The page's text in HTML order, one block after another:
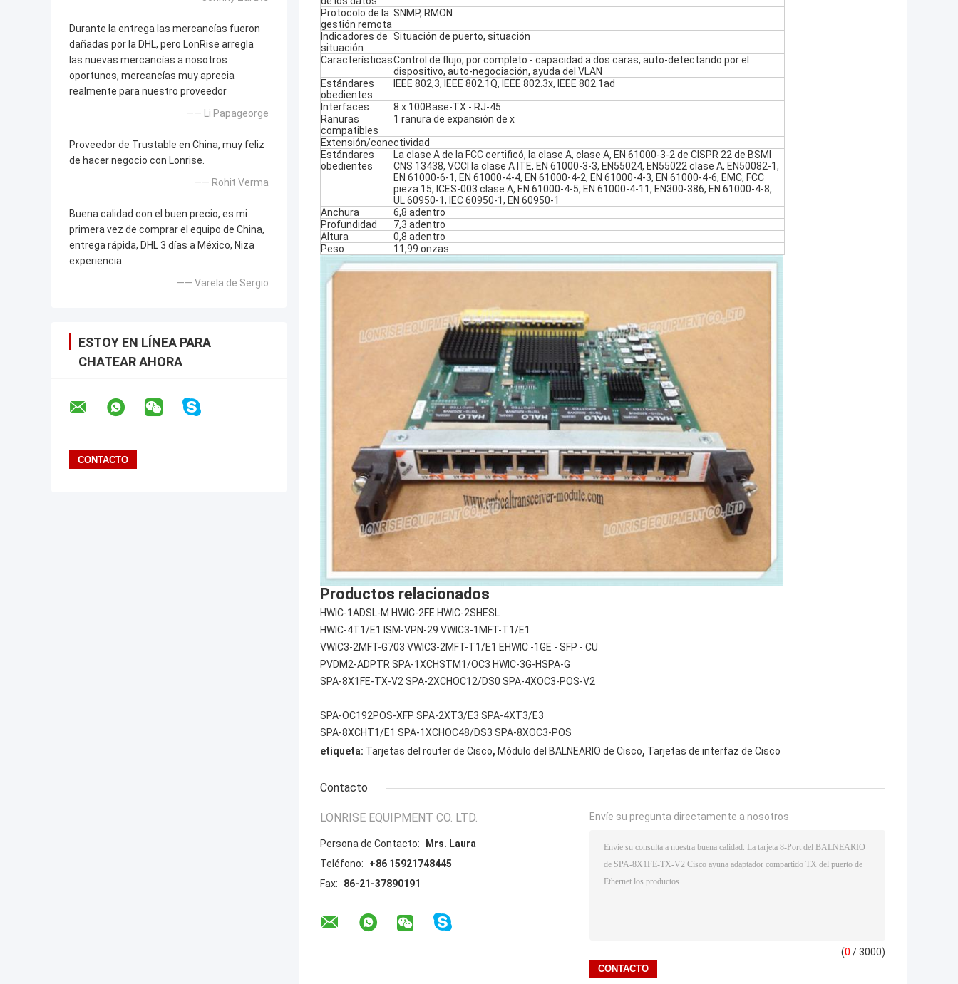
Durante la entrega las mercancías fueron
dañadas por la DHL, pero LonRise arregla
las nuevas mercancías a nosotros
oportunos, mercancías muy aprecia
realmente para nuestro proveedor
—— Li Papageorge
Proveedor de Trustable en China, muy feliz
de hacer negocio con Lonrise.
—— Rohit Verma
Buena calidad con el buen precio, es mi
primera vez de comprar el equipo de China,
entrega rápida, DHL 3 días a México, Niza
experiencia.
—— Varela de Sergio
ESTOY EN LÍNEA PARA
CHATEAR AHORA
Protocolo de la
gestión remota
SNMP, RMON
Indicadores de
situación
Situación de puerto, situación
CaracterísticasControl de flujo, por completo - capacidad a dos caras, auto-detectando por el
dispositivo, auto-negociación, ayuda del VLAN
Estándares
obedientes
IEEE 802,3, IEEE 802.1Q, IEEE 802.3x, IEEE 802.1ad
Interfaces
8 x 100Base-TX - RJ-45
Ranuras
compatibles
1 ranura de expansión de x
Extensión/conectividad
Estándares
obedientes
La clase A de la FCC certificó, la clase A, clase A, EN 61000-3-2 de CISPR 22 de BSMI
CNS 13438, VCCI la clase A ITE, EN 61000-3-3, EN55024, EN55022 clase A, EN50082-1,
EN 61000-6-1, EN 61000-4-4, EN 61000-4-2, EN 61000-4-3, EN 61000-4-6, EMC, FCC
pieza 15, ICES-003 clase A, EN 61000-4-5, EN 61000-4-11, EN300-386, EN 61000-4-8,
UL 60950-1, IEC 60950-1, EN 60950-1
Anchura
6,8 adentro
Profundidad
7,3 adentro
Altura
0,8 adentro
Peso
11,99 onzas
Productos relacionados
HWIC-1ADSL-M HWIC-2FE HWIC-2SHESL
HWIC-4T1/E1 ISM-VPN-29 VWIC3-1MFT-T1/E1
VWIC3-2MFT-G703 VWIC3-2MFT-T1/E1 EHWIC -1GE - SFP - CU
PVDM2-ADPTR SPA-1XCHSTM1/OC3 HWIC-3G-HSPA-G
SPA-8X1FE-TX-V2 SPA-2XCHOC12/DS0 SPA-4XOC3-POS-V2
SPA-OC192POS-XFP SPA-2XT3/E3 SPA-4XT3/E3
SPA-8XCHT1/E1 SPA-1XCHOC48/DS3 SPA-8XOC3-POS
etiqueta: Tarjetas del router de Cisco, Módulo del BALNEARIO de Cisco, Tarjetas de interfaz de Cisco
Contacto
LONRISE EQUIPMENT CO. LTD.
Persona de Contacto:
Mrs. Laura
Teléfono:
+86 15921748445
Fax:
86-21-37890191
Envíe su pregunta directamente a nosotros
(0 / 3000)